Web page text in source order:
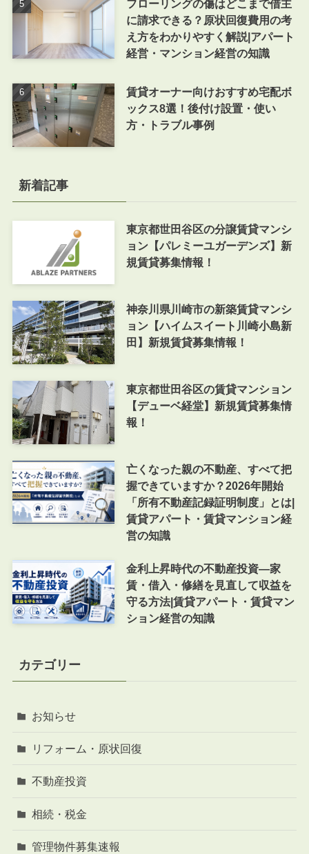
フローリングの傷はどこまで借主
に請求できる？原状回復費用の考
え方をわかりやすく解説|アパート
経営・マンション経営の知識
賃貸オーナー向けおすすめ宅配ボ
ックス8選！後付け設置・使い
方・トラブル事例
新着記事
東京都世田谷区の分譲賃貸マンシ
ョン【パレミーユガーデンズ】新
規賃貸募集情報！
神奈川県川崎市の新築賃貸マンシ
ョン【ハイムスイート川崎小島新
田】新規賃貸募集情報！
東京都世田谷区の賃貸マンション
【デューベ経堂】新規賃貸募集情
報！
亡くなった親の不動産、すべて把
握できていますか？2026年開始
「所有不動産記録証明制度」とは|
賃貸アパート・賃貸マンション経
営の知識
金利上昇時代の不動産投資―家
賃・借入・修繕を見直して収益を
守る方法|賃貸アパート・賃貸マン
ション経営の知識
カテゴリー
お知らせ
リフォーム・原状回復
不動産投資
相続・税金
管理物件募集速報